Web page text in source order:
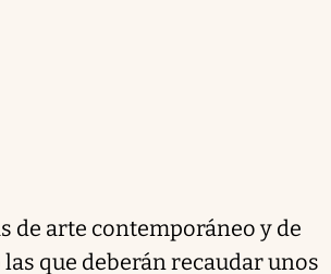
de arte contemporáneo y de
que deberán recaudar unos